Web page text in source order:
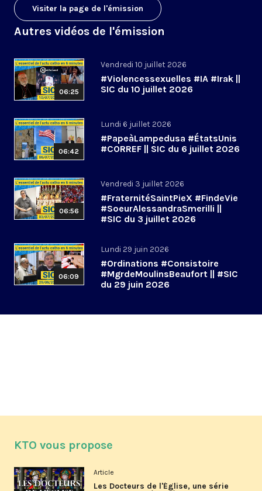
Visiter la page de l'émission
Autres vidéos de l'émission
06:25
Vendredi 10 juillet 2026
#Violencessexuelles #IA #Irak ||
SIC du 10 juillet 2026
06:42
Lundi 6 juillet 2026
#PapeàLampedusa #ÉtatsUnis
#CORREF || SIC du 6 juillet 2026
06:56
Vendredi 3 juillet 2026
#FraternitéSaintPieX #FindeVie
#SoeurAlessandraSmerilli ||
#SIC du 3 juillet 2026
06:09
Lundi 29 juin 2026
#Ordinations #Consistoire
#MgrdeMoulinsBeaufort || #SIC
du 29 juin 2026
KTO vous propose
Article
Les Docteurs de l'Église, une série